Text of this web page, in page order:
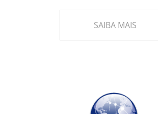
SAIBA MAIS